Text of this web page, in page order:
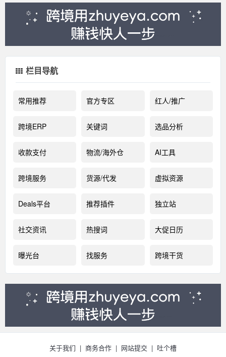
栏目导航
常用推荐 官方专区 红人/推广
跨境ERP 关键词 选品分析
收款支付 物流/海外仓 AI工具
跨境服务 货源/代发 虚拟资源
Deals平台 推荐插件 独立站
社交资讯 热搜词 大促日历
曝光台 找服务 跨境干货
关于我们 | 商务合作 | 网站提交 | 吐个槽